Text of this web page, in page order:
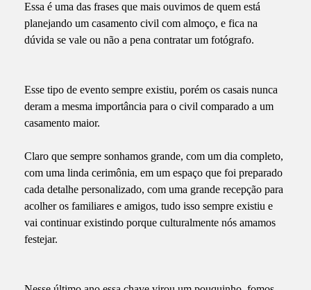
Essa é uma das frases que mais ouvimos de quem está
planejando um casamento civil com almoço, e fica na
dúvida se vale ou não a pena contratar um fotógrafo.
Esse tipo de evento sempre existiu, porém os casais nunca
deram a mesma importância para o civil comparado a um
casamento maior.
Claro que sempre sonhamos grande, com um dia completo,
com uma linda cerimônia, em um espaço que foi preparado
cada detalhe personalizado, com uma grande recepção para
acolher os familiares e amigos, tudo isso sempre existiu e
vai continuar existindo porque culturalmente nós amamos
festejar.